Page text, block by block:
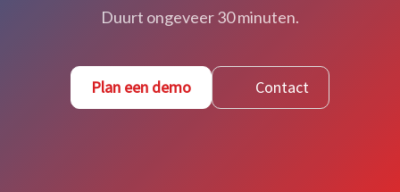
Duurt ongeveer 30 minuten.
Plan een demo Contact